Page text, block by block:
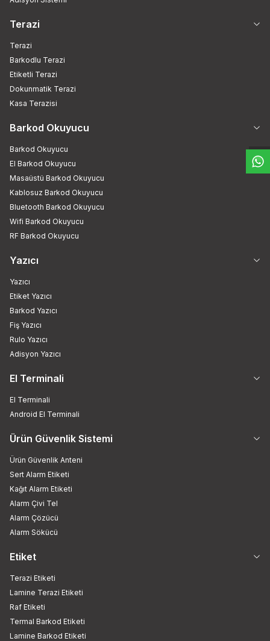
W
h
t
s
a
p
p
D
e
s
e
H
a
t
t
Terazi
Terazi
Barkodlu Terazi
Etiketli Terazi
Dokunmatik Terazi
Kasa Terazisi
Barkod Okuyucu
Barkod Okuyucu
El Barkod Okuyucu
Masaüstü Barkod Okuyucu
Kablosuz Barkod Okuyucu
Bluetooth Barkod Okuyucu
Wifi Barkod Okuyucu
RF Barkod Okuyucu
Yazıcı
Yazıcı
Etiket Yazıcı
Barkod Yazıcı
Fiş Yazıcı
Rulo Yazıcı
Adisyon Yazıcı
El Terminali
El Terminali
Android El Terminali
Ürün Güvenlik Sistemi
Ürün Güvenlik Anteni
Sert Alarm Etiketi
Kağıt Alarm Etiketi
Alarm Çivi Tel
Alarm Çözücü
Alarm Sökücü
Etiket
Terazi Etiketi
Lamine Terazi Etiketi
Raf Etiketi
Termal Barkod Etiketi
Lamine Barkod Etiketi